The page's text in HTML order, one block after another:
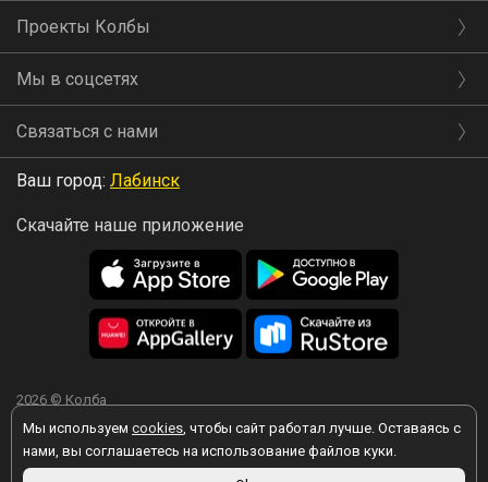
Мы используем cookies, чтобы сайт работал лучше. Оставаясь с
нами, вы соглашаетесь на использование файлов куки.
Проекты Колбы
Мы в соцсетях
Связаться с нами
Ваш город: Лабинск
Скачайте наше приложение
2026 © Колба